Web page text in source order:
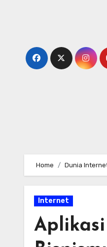
Home Dunia
Internet